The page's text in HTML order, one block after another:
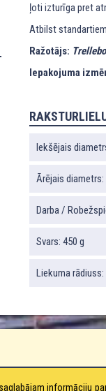
ļoti izturīga pret
Atbilst standartiem
Ražotājs:
Iepakojuma
Iekšējais
Ārējais diametrs:
Darba /
Svars: 450 g
Liekuma rādiuss:
informāciju